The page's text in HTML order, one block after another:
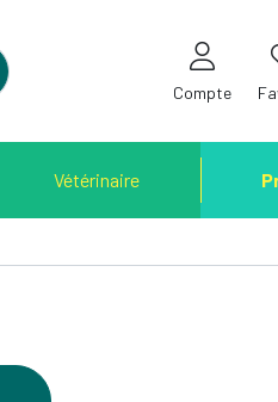
Compte
Vétérinaire